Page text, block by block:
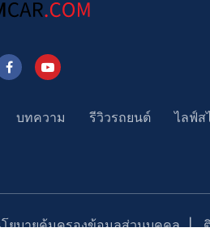
บทความ รีวิวรถยนต์ ไลฟ์ส
ยบายคุ้มครองข้อมูลส่วนบุคคล